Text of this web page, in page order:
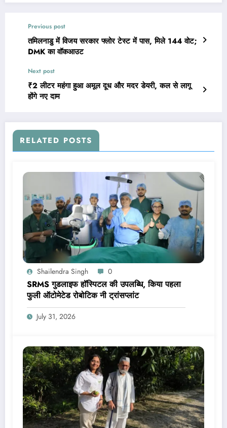
Previous post
तमिलनाडु में विजय सरकार फ्लोर टेस्ट में पास, मिले 144 वोट;
DMK का वॉकआउट
Next post
₹2 लीटर महंगा हुआ अमूल दूध और मदर डेयरी, कल से लागू
होंगे नए दाम
RELATED POSTS
Shailendra Singh 0
SRMS गुडलाइफ हॉस्पिटल की उपलब्धि, किया पहला
फुली ऑटोमेटेड रोबोटिक नी ट्रांसप्लांट
July 31, 2026